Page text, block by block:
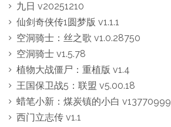
九日 v20251210
仙剑奇侠传1圆梦版 v1.1.1
空洞骑士：丝之歌 v1.0.28750
空洞骑士 v1.5.78
植物大战僵尸：重植版 v1.4
王国保卫战5：联盟 v5.00.18
蜡笔小新：煤炭镇的小白 v13770999
西门立志传 v1.1